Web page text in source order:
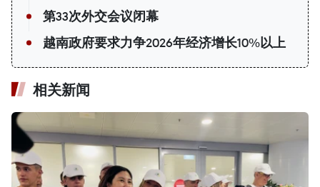
第33次外交会议闭幕
越南政府要求力争2026年经济增长10%以上
相关新闻